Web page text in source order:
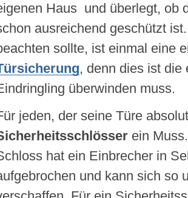
Haus und überlegt, ob
ausreichend geschützt
sollte, ist einmal eine
, denn dies ist
überwinden muss.
jeden, der seine Türe
ein
hat ein Einbrecher in
und kann sich so